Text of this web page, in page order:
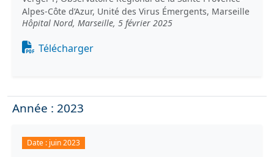
Alpes-Côte d’Azur, Unité des Virus Émergents, Marseille
Hôpital Nord, Marseille, 5 février 2025
Document
Télécharger
Année : 2023
Date : juin 2023